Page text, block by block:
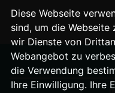
Diese Webseite
sind, um die Webseite
wir Dienste von
Webangebot zu
die Verwendung
Ihre Einwilligung. Ihre